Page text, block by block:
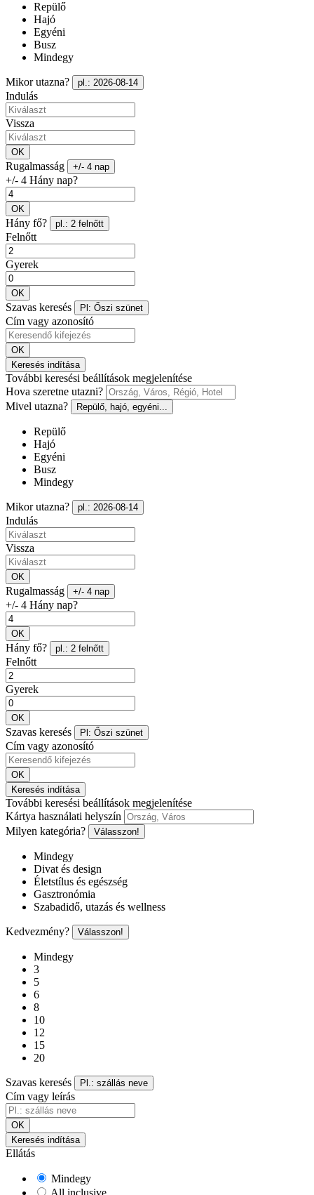
Repülő
Hajó
Egyéni
Busz
Mindegy
Mikor utazna? pl.: 2026-08-14
Indulás
Vissza
OK
Rugalmasság +/- 4 nap
+/- 4 Hány nap?
OK
Hány fő? pl.: 2 felnőtt
Felnőtt
Gyerek
OK
Szavas keresés Pl: Őszi szünet
Cím vagy azonosító
OK
Keresés indítása
További keresési beállítások megjelenítése
Hova szeretne utazni?
Mivel utazna?
Repülő, hajó, egyéni...
Repülő
Hajó
Egyéni
Busz
Mindegy
Mikor utazna? pl.: 2026-08-14
Indulás
Vissza
OK
Rugalmasság +/- 4 nap
+/- 4 Hány nap?
OK
Hány fő? pl.: 2 felnőtt
Felnőtt
Gyerek
OK
Szavas keresés Pl: Őszi szünet
Cím vagy azonosító
OK
Keresés indítása
További keresési beállítások megjelenítése
Kártya használati helyszín
Milyen kategória?
Válasszon!
Mindegy
Divat és design
Életstílus és egészség
Gasztronómia
Szabadidő, utazás és wellness
Kedvezmény? Válasszon!
Mindegy
3
5
6
8
10
12
15
20
Szavas keresés Pl.: szállás neve
Cím vagy leírás
OK
Keresés indítása
Ellátás
Mindegy
All inclusive